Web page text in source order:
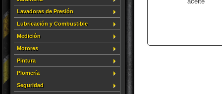
Lavadoras de Presión
Lubricación y Combustible
Medición
Motores
Pintura
Plomería
Seguridad